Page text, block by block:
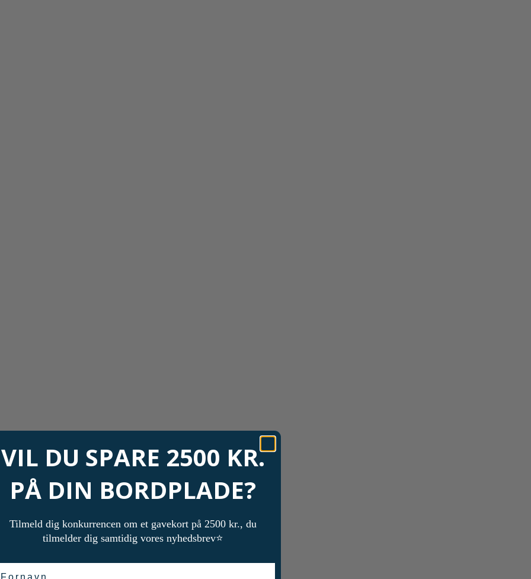
VIL DU SPARE 2500 KR.
PÅ DIN BORDPLADE?
Tilmeld dig konkurrencen om et gavekort på 2500 kr., du
tilmelder dig samtidig vores nyhedsbrev⭐